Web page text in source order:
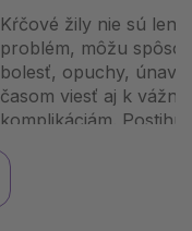
kŕčovými žilami?
Kŕčové žily nie sú len
problém, môžu
bolesť, opuchy,
časom viesť aj k
komplikáciám.
zamestnaní alebo
Prečo vznikajú, aké sú